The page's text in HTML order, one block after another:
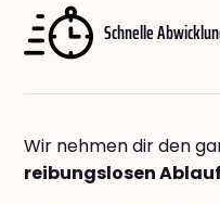
Schnelle
Wir nehmen dir den
reibungslosen